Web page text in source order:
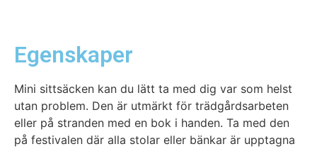
Egenskaper
Mini sittsäcken kan du lätt ta med dig var som helst
utan problem. Den är utmärkt för trädgårdsarbeten
eller på stranden med en bok i handen. Ta med den
på festivalen där alla stolar eller bänkar är upptagna